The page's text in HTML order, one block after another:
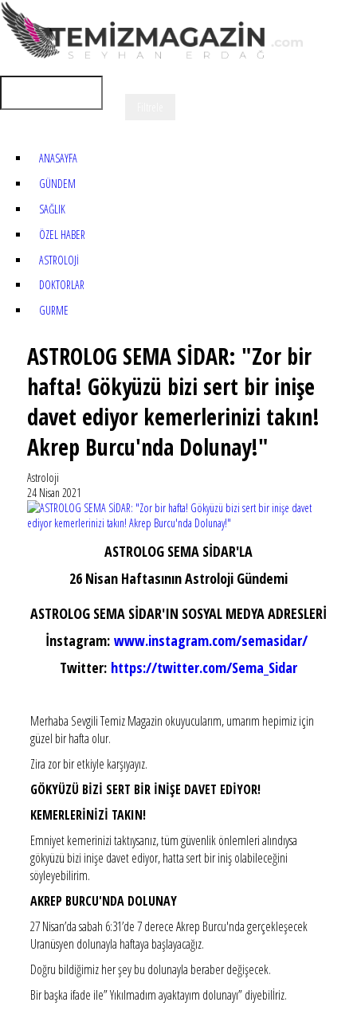
ANASAYFA
GÜNDEM
SAĞLIK
ÖZEL HABER
ASTROLOJİ
DOKTORLAR
GURME
ASTROLOG SEMA SİDAR: "Zor bir
hafta! Gökyüzü bizi sert bir inişe
davet ediyor kemerlerinizi takın!
Akrep Burcu'nda Dolunay!"
Astroloji
24 Nisan 2021
ASTROLOG SEMA SİDAR'LA
26 Nisan Haftasının Astroloji Gündemi
ASTROLOG SEMA SİDAR'IN SOSYAL MEDYA ADRESLERİ
İnstagram: www.instagram.com/semasidar/
Twitter: https://twitter.com/Sema_Sidar
Merhaba Sevgili Temiz Magazin okuyucularım, umarım hepimiz için
güzel bir hafta olur.
Zira zor bir etkiyle karşıyayız.
GÖKYÜZÜ BİZİ SERT BİR İNİŞE DAVET EDİYOR!
KEMERLERİNİZİ TAKIN!
Emniyet kemerinizi taktıysanız, tüm güvenlik önlemleri alındıysa
gökyüzü bizi inişe davet ediyor, hatta sert bir iniş olabileceğini
söyleyebilirim.
AKREP BURCU'NDA DOLUNAY
27 Nisan’da sabah 6:31’de 7 derece Akrep Burcu'nda gerçekleşecek
Uranüsyen dolunayla haftaya başlayacağız.
Doğru bildiğimiz her şey bu dolunayla beraber değişecek.
Bir başka ifade ile” Yıkılmadım ayaktayım dolunayı” diyebilİriz.